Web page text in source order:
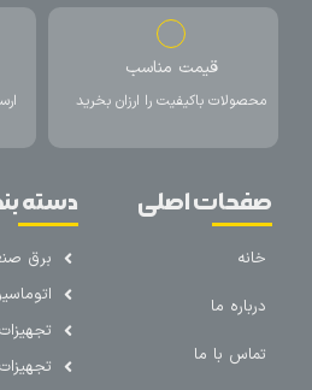
قیمت مناسب
محصولات باکیفیت را ارزان بخرید
صفحات اصلی
خانه
درباره ما
تماس با ما
دسته
برق